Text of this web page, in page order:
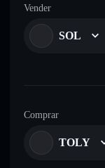
Vender
SOL
Comprar
TOLY